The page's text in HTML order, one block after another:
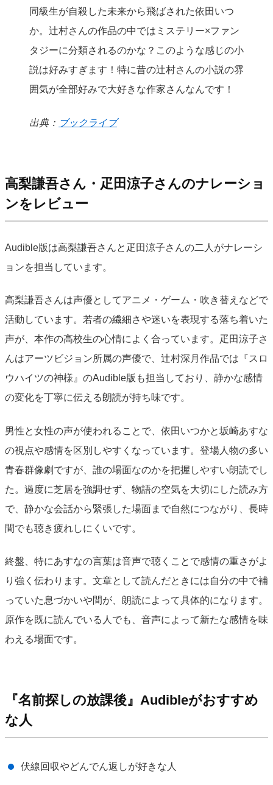
同級生が自殺した未来から飛ばされた依田いつ
か。辻村さんの作品の中ではミステリー×ファン
タジーに分類されるのかな？このような感じの小
説は好みすぎます！特に昔の辻村さんの小説の雰
囲気が全部好みで大好きな作家さんなんです！
出典： ブックライブ
高梨謙吾さん・疋田涼子さんのナレーショ
ンをレビュー
Audible版は高梨謙吾さんと疋田涼子さんの二人がナレーシ
ョンを担当しています。
高梨謙吾さんは声優としてアニメ・ゲーム・吹き替えなどで
活動しています。若者の繊細さや迷いを表現する落ち着いた
声が、本作の高校生の心情によく合っています。疋田涼子さ
んはアーツビジョン所属の声優で、辻村深月作品では『スロ
ウハイツの神様』のAudible版も担当しており、静かな感情
の変化を丁寧に伝える朗読が持ち味です。
男性と女性の声が使われることで、依田いつかと坂崎あすな
の視点や感情を区別しやすくなっています。登場人物の多い
青春群像劇ですが、誰の場面なのかを把握しやすい朗読でし
た。過度に芝居を強調せず、物語の空気を大切にした読み方
で、静かな会話から緊張した場面まで自然につながり、長時
間でも聴き疲れしにくいです。
終盤、特にあすなの言葉は音声で聴くことで感情の重さがよ
り強く伝わります。文章として読んだときには自分の中で補
っていた息づかいや間が、朗読によって具体的になります。
原作を既に読んでいる人でも、音声によって新たな感情を味
わえる場面です。
『名前探しの放課後』Audibleがおすすめ
な人
伏線回収やどんでん返しが好きな人